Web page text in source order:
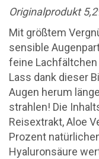
Originalprodukt
Mit größtem
sensible
feine
Lass dank dieser
Augen herum
strahlen! Die
Reisextrakt, Aloe
Prozent
Hyaluronsäure